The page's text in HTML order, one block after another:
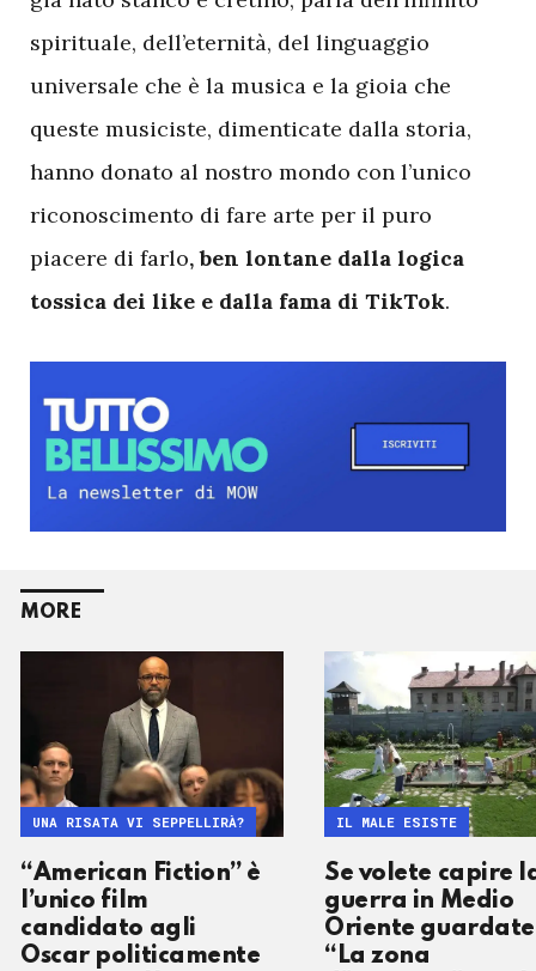
spirituale, dell’eternità, del linguaggio
universale che è la musica e la gioia che
queste musiciste, dimenticate dalla storia,
hanno donato al nostro mondo con l’unico
riconoscimento di fare arte per il puro
piacere di farlo, ben lontane dalla logica
tossica dei like e dalla fama di TikTok.
MORE
“American Fiction” è
l’unico film
candidato agli
Oscar politicamente
UNA RISATA VI SEPPELLIRÀ?
Se volete capire
guerra in Medio
Oriente guardate
“La zona
IL MALE ESISTE